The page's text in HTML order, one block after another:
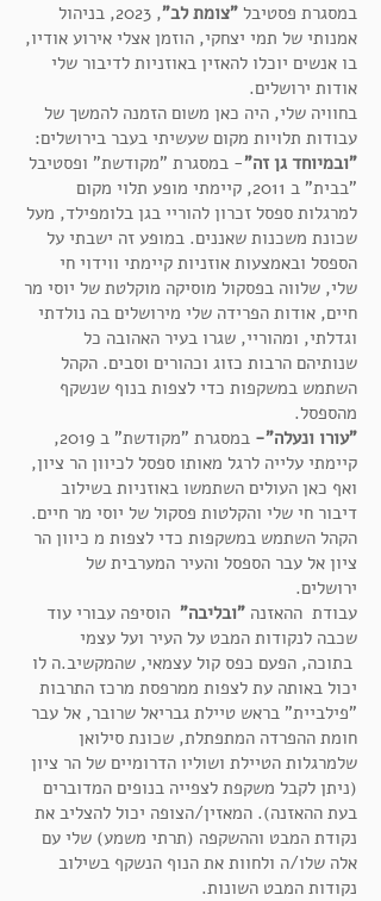
במסגרת פסטיבל "צומת לב"
, 2023, בניהול
אמנותי של תמי יצחקי, הוזמן אצלי אירוע אודיו,
בו אנשים יוכלו להאזין באוזניות לדיבור שלי
אודות ירושלים.
בחוויה שלי, היה כאן משום הזמנה להמשך של
עבודות תלויות מקום שעשיתי בעבר בירושלים:
"ובמיוחד גן זה"- במסגרת "מקודשת" ופסטיבל
"בבית" ב 2011, קיימתי מופע תלוי מקום
למרגלות ספסל זכרון להוריי בגן בלומפילד, מעל
שכונת משכנות שאננים. במופע זה ישבתי על
הספסל ובאמצעות אוזניות קיימתי ווידוי חי
שלי, שלווה בפסקול מוסיקה מוקלטת של יוסי מר
חיים, אודות הפרידה שלי מירושלים בה נולדתי
וגדלתי, ומהוריי, שגרו בעיר האהובה כל
שנותיהם הרבות כזוג וכהורים וסבים. הקהל
השתמש במשקפות כדי לצפות בנוף שנשקף
מהספסל.
"עורו ונעלה"-
במסגרת "מקודשת" ב 2019,
קיימתי עלייה לרגל מאותו ספסל לכיוון הר ציון,
ואף כאן העולים השתמשו באוזניות בשילוב
דיבור חי שלי והקלטות פסקול של יוסי מר חיים.
הקהל השתמש במשקפות כדי לצפות מ כיוון הר
ציון אל עבר הספסל והעיר המערבית של
ירושלים.
עבודת ההאזנה "ובליבה" הוסיפה עבורי עוד
שכבה לנקודות המבט על העיר ועל עצמי
בתוכה, הפעם כפס קול עצמאי, שהמקשיב.ה לו
יכול באותה עת לצפות ממרפסת מרכז התרבות
"פילביית" בראש טיילת גבריאל שרובר, אל עבר
חומת ההפרדה המתפתלת, שכונת סילואן
שלמרגלות הטיילת ושוליו הדרומיים של הר ציון
(ניתן לקבל משקפת לצפייה בנופים המדוברים
בעת ההאזנה). המאזין/הצופה יכול להצליב את
נקודת המבט וההשקפה (תרתי משמע) שלי עם
אלה שלו/ה ולחוות את הנוף הנשקף בשילוב
נקודות המבט השונות.